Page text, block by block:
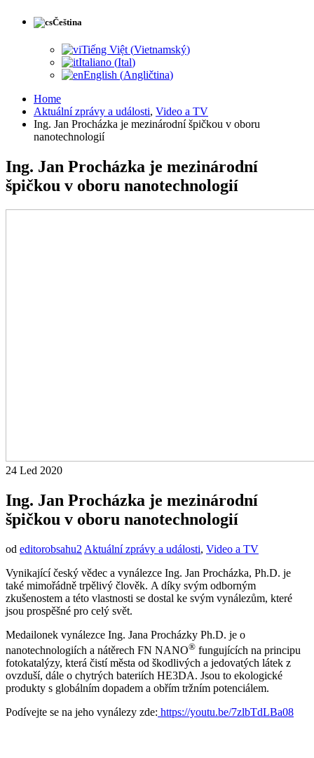
Čeština
Tiếng Việt (Vietnamský)
Italiano (Ital)
English (Angličtina)
Home
Aktuální zprávy a události, Video a TV
Ing. Jan Procházka je mezinárodní špičkou v oboru
nanotechnologií
Ing. Jan Procházka je mezinárodní
špičkou v oboru nanotechnologií
24 Led 2020
Ing. Jan Procházka je mezinárodní
špičkou v oboru nanotechnologií
od editorobsahu2 Aktuální zprávy a události, Video a TV
Vynikající český vědec a vynálezce Ing. Jan Procházka, Ph.D. je
také mimořádně trpělivý člověk. A díky svým odborným
zkušenostem a této vlastnosti se dostal ke svým vynálezům, které
jsou prospěšné pro celý svět.
Medailonek vynálezce Ing. Jana Procházky Ph.D. je o
nanotechnologiích a nátěrech FN NANO® fungujících na principu
fotokatalýzy, která čistí města od škodlivých a jedovatých látek z
ovzduší, dále o chytrých bateriích HE3DA. Jsou to ekologické
produkty s globálním dopadem a obřím tržním potenciálem.
Podívejte se na jeho vynálezy zde: https://youtu.be/7zlbTdLBa08